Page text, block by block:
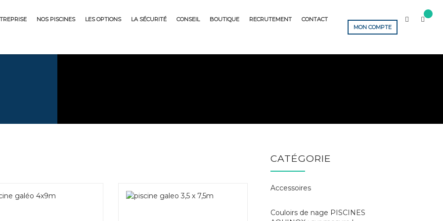
NOS PISCINES LES OPTIONS LA SÉCURITÉ CONSEIL BOUTIQUE RECRUTEMENT
CONTACT
MON COMPTE
CATÉGORIE
Accessoires
Couloirs de nage PISCINES